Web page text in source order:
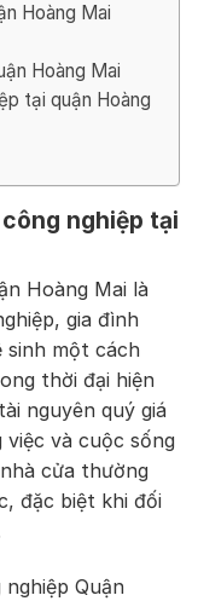
Hoàng Mai
Hoàng Mai
tại quận Hoàng
nghiệp tại
Hoàng Mai là
gia đình
sinh một cách
thời đại hiện
nguyên quý giá
và cuộc sống
cửa thường
đặc biệt khi đối
Quận